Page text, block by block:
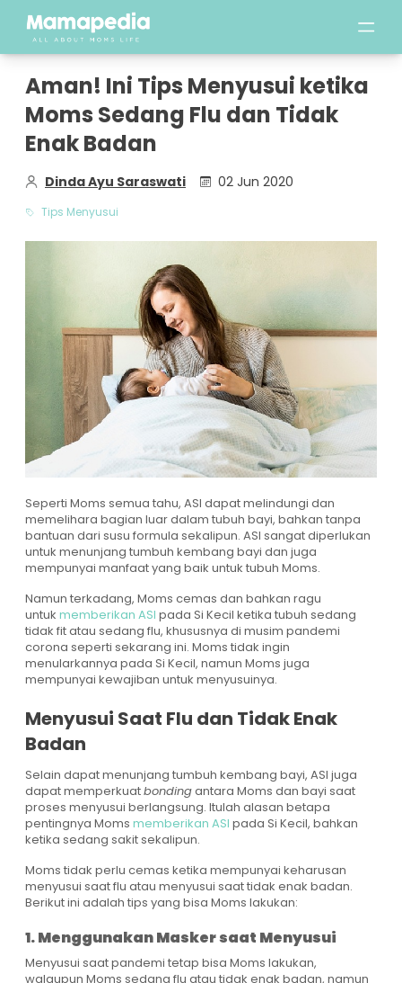
Aman! Ini Tips Menyusui ketika
Moms Sedang Flu dan Tidak
Enak Badan
Dinda Ayu Saraswati 02 Jun 2020
Tips Menyusui
Seperti Moms semua tahu, ASI dapat melindungi dan
memelihara bagian luar dalam tubuh bayi, bahkan tanpa
bantuan dari susu formula sekalipun. ASI sangat diperlukan
untuk menunjang tumbuh kembang bayi dan juga
mempunyai manfaat yang baik untuk tubuh Moms.
Namun terkadang, Moms cemas dan bahkan ragu
untuk memberikan ASI pada Si Kecil ketika tubuh sedang
tidak fit atau sedang flu, khususnya di musim pandemi
corona seperti sekarang ini. Moms tidak ingin
menularkannya pada Si Kecil, namun Moms juga
mempunyai kewajiban untuk menyusuinya.
Menyusui Saat Flu dan Tidak Enak
Badan
Selain dapat menunjang tumbuh kembang bayi, ASI juga
dapat memperkuatbondingantara Moms dan bayi saat
proses menyusui berlangsung. Itulah alasan betapa
pentingnya Moms memberikan ASI pada Si Kecil, bahkan
ketika sedang sakit sekalipun.
Moms tidak perlu cemas ketika mempunyai keharusan
menyusui saat flu atau menyusui saat tidak enak badan.
Berikut ini adalah tips yang bisa Moms lakukan:
1. Menggunakan Masker saat Menyusui
Menyusui saat pandemi tetap bisa Moms lakukan,
walaupun Moms sedang flu atau tidak enak badan, namun